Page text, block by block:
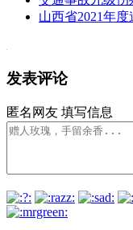
山西省2021年
发表评论
匿名网友 填写信息